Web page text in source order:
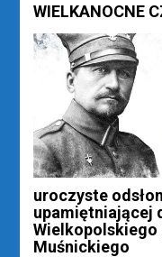
WIELKANOCNE
uroczyste
upamiętniającej
Wielkopolskiego
Muśnickiego